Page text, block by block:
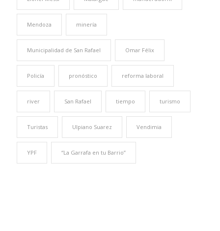
Mendoza minería
Municipalidad de San Rafael Omar Félix
Policía pronóstico reforma laboral
river San Rafael tiempo turismo
Turistas Ulpiano Suarez Vendimia
YPF “La Garrafa en tu Barrio”